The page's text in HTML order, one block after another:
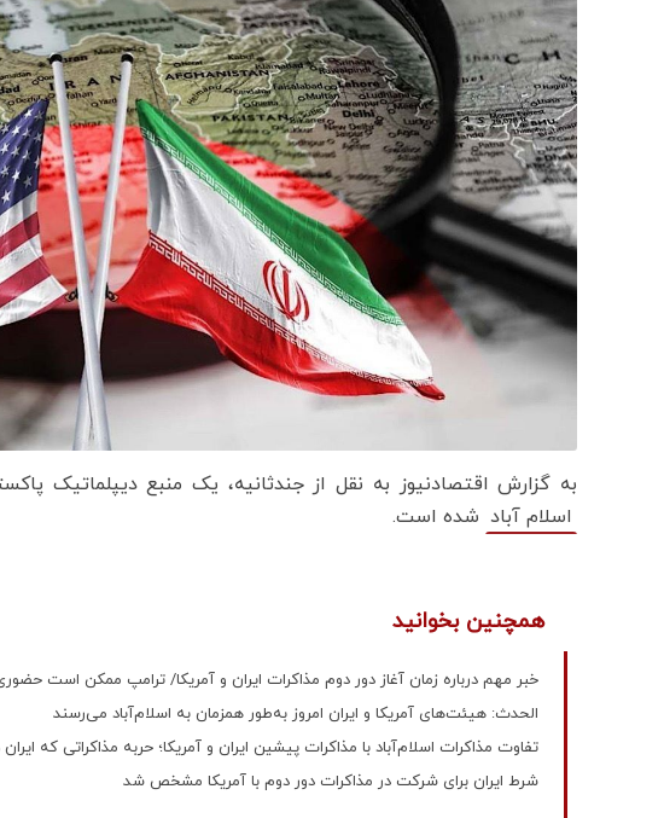
به گزارش اقتصادنیوز به نقل از جندثانیه، یک منبع دیپلماتیک
اسلام آباد شده است.
همچنین بخوانید
خبر مهم درباره زمان آغاز دور دوم مذاکرات ایران و آمریکا/ ترامپ ممکن است
الحدث: هیئت‌های آمریکا و ایران امروز به‌طور همزمان به اسلام‌آباد می‌رسند
تفاوت‌ مذاکرات اسلام‌آباد با مذاکرات پیشین ایران و آمریکا؛ حربه مذاکراتی که
شرط ایران برای شرکت در مذاکرات دور دوم با آمریکا مشخص شد